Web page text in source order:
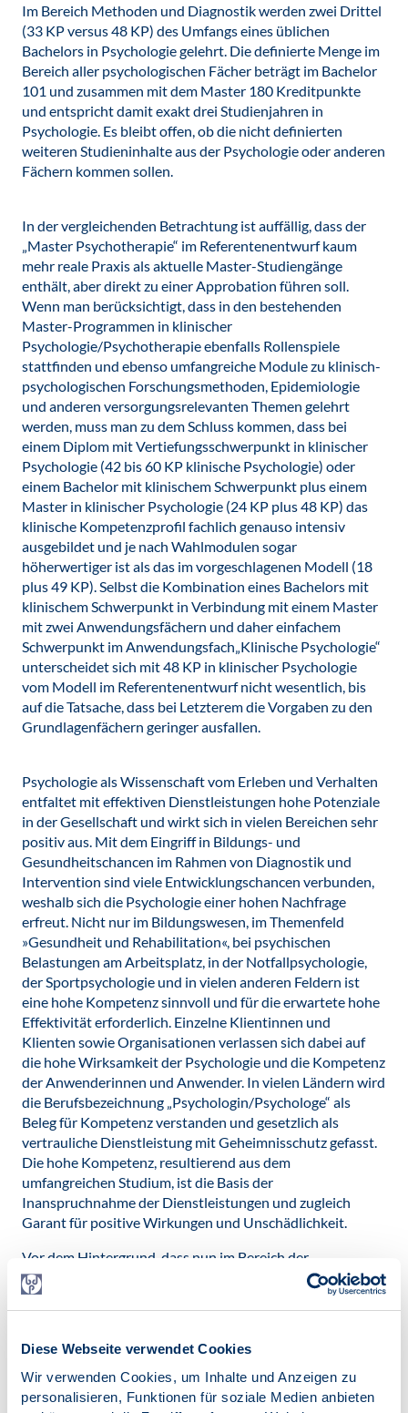
Diese Webseite verwendet Cookies
Wir verwenden Cookies, um Inhalte und Anzeigen zu
personalisieren, Funktionen für soziale Medien anbieten
Im Bereich Methoden und Diagnostik werden zwei Drittel
(33 KP versus 48 KP) des Umfangs eines üblichen
Bachelors in Psychologie gelehrt. Die definierte Menge im
Bereich aller psychologischen Fächer beträgt im Bachelor
101 und zusammen mit dem Master 180 Kreditpunkte
und entspricht damit exakt drei Studienjahren in
Psychologie. Es bleibt offen, ob die nicht definierten
weiteren Studieninhalte aus der Psychologie oder anderen
Fächern kommen sollen.
In der vergleichenden Betrachtung ist auffällig, dass der
„Master Psychotherapie“ im Referentenentwurf kaum
mehr reale Praxis als aktuelle Master-Studiengänge
enthält, aber direkt zu einer Approbation führen soll.
Wenn man berücksichtigt, dass in den bestehenden
Master-Programmen in klinischer
Psychologie/Psychotherapie ebenfalls Rollenspiele
stattfinden und ebenso umfangreiche Module zu klinisch-
psychologischen Forschungsmethoden, Epidemiologie
und anderen versorgungsrelevanten Themen gelehrt
werden, muss man zu dem Schluss kommen, dass bei
einem Diplom mit Vertiefungsschwerpunkt in klinischer
Psychologie (42 bis 60 KP klinische Psychologie) oder
einem Bachelor mit klinischem Schwerpunkt plus einem
Master in klinischer Psychologie (24 KP plus 48 KP) das
klinische Kompetenzprofil fachlich genauso intensiv
ausgebildet und je nach Wahlmodulen sogar
höherwertiger ist als das im vorgeschlagenen Modell (18
plus 49 KP). Selbst die Kombination eines Bachelors mit
klinischem Schwerpunkt in Verbindung mit einem Master
mit zwei Anwendungsfächern und daher einfachem
Schwerpunkt im Anwendungsfach„Klinische Psychologie“
unterscheidet sich mit 48 KP in klinischer Psychologie
vom Modell im Referentenentwurf nicht wesentlich, bis
auf die Tatsache, dass bei Letzterem die Vorgaben zu den
Grundlagenfächern geringer ausfallen.
Psychologie als Wissenschaft vom Erleben und Verhalten
entfaltet mit effektiven Dienstleistungen hohe Potenziale
in der Gesellschaft und wirkt sich in vielen Bereichen sehr
positiv aus. Mit dem Eingriff in Bildungs- und
Gesundheitschancen im Rahmen von Diagnostik und
Intervention sind viele Entwicklungschancen verbunden,
weshalb sich die Psychologie einer hohen Nachfrage
erfreut. Nicht nur im Bildungswesen, im Themenfeld
»Gesundheit und Rehabilitation«, bei psychischen
Belastungen am Arbeitsplatz, in der Notfallpsychologie,
der Sportpsychologie und in vielen anderen Feldern ist
eine hohe Kompetenz sinnvoll und für die erwartete hohe
Effektivität erforderlich. Einzelne Klientinnen und
Klienten sowie Organisationen verlassen sich dabei auf
die hohe Wirksamkeit der Psychologie und die Kompetenz
der Anwenderinnen und Anwender. In vielen Ländern wird
die Berufsbezeichnung „Psychologin/Psychologe“ als
Beleg für Kompetenz verstanden und gesetzlich als
vertrauliche Dienstleistung mit Geheimnisschutz gefasst.
Die hohe Kompetenz, resultierend aus dem
umfangreichen Studium, ist die Basis der
Inanspruchnahme der Dienstleistungen und zugleich
Garant für positive Wirkungen und Unschädlichkeit.
Vor dem Hintergrund, dass nun im Bereich der
Psychotherapie ein Vorschlag vorliegt, der eine
Approbation nach einem Studium vorsieht, das sich
entweder nicht von einem Studium der Psychologie
Angebot psychologisch deutlich geringer ausfällt, stellt
sich die Frage der Fairness im versorgungspolitischen
Umgang mit Berufs- rechten und Kompetenzprofilen.